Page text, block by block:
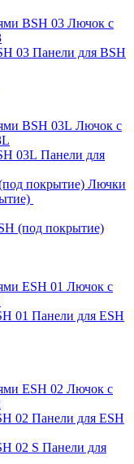
Лючок с
Панели для BSH
Лючок с
Панели для
Лючки
(под покрытие)
Лючок с
Панели для ESH
Лючок с
Панели для ESH
Панели для